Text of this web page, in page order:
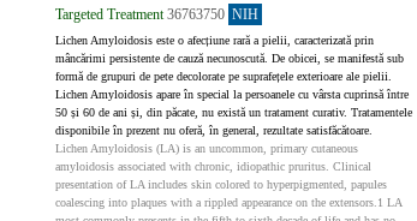
Targeted Treatment36763750 NIH
Lichen Amyloidosis este o afecțiune rară a pielii, caracterizată prin
mâncărimi persistente de cauză necunoscută. De obicei, se manifestă sub
formă de grupuri de pete decolorate pe suprafețele exterioare ale pielii.
Lichen Amyloidosis apare în special la persoanele cu vârsta cuprinsă între
50 și 60 de ani și, din păcate, nu există un tratament curativ. Tratamentele
disponibile în prezent nu oferă, în general, rezultate satisfăcătoare.
Lichen Amyloidosis (LA) is an uncommon, primary cutaneous
amyloidosis associated with chronic, idiopathic pruritus. Clinical
presentation of LA includes skin colored to hyperpigmented, papules
coalescing into plaques with a rippled appearance on the extensors.1 LA